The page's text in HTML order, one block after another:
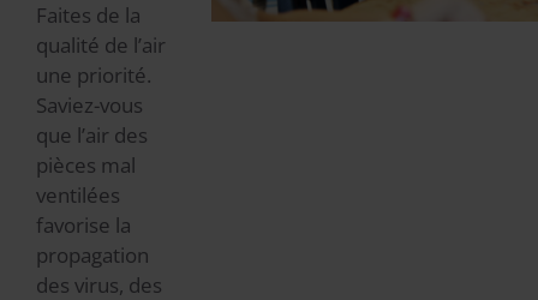
Faites de la
qualité de l’air
une priorité.
Saviez-vous
que l’air des
pièces mal
ventilées
favorise la
propagation
des virus, des